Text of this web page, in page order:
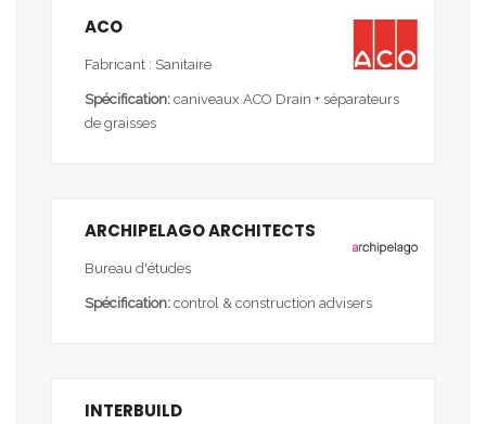
ACO
Fabricant : Sanitaire
Spécification: caniveaux ACO Drain + séparateurs
de graisses
ARCHIPELAGO ARCHITECTS
Bureau d'études
Spécification: control & construction advisers
INTERBUILD